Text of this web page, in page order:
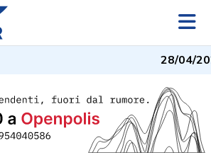
28/04/